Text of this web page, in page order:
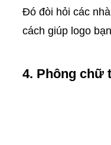
Đó đòi hỏi các
cách giúp logo
4. Phông chữ